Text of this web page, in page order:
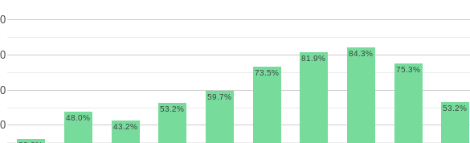
48.0%
43.2%
53.2%
59.7%
73.5%
81.9%
84.3%
75.3%
53.2%